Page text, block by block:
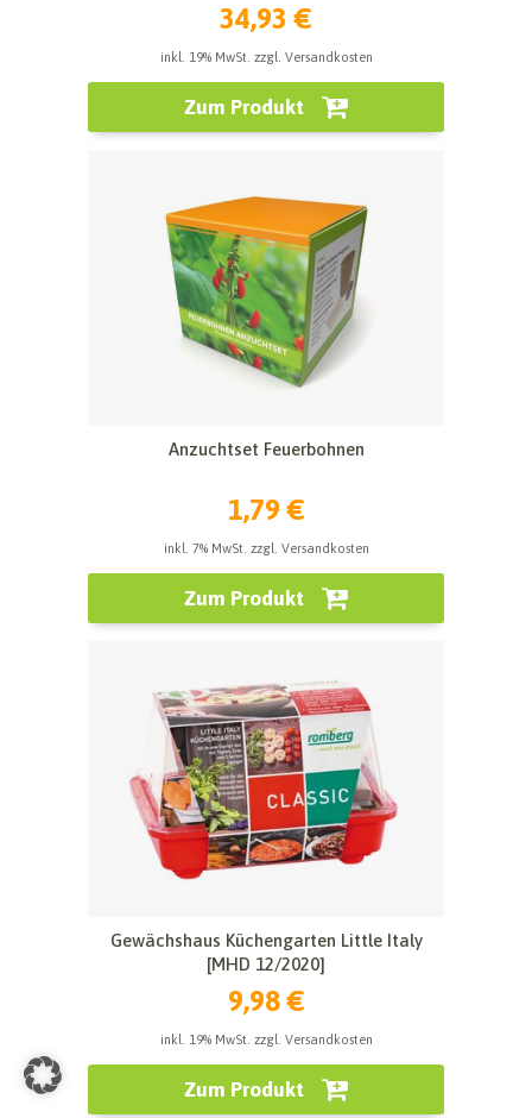
34,93 €
inkl. 19% MwSt. zzgl. Versandkosten
Zum Produkt
Anzuchtset Feuerbohnen
1,79 €
inkl. 7% MwSt. zzgl. Versandkosten
Zum Produkt
Gewächshaus Küchengarten Little Italy
[MHD 12/2020]
9,98 €
inkl. 19% MwSt. zzgl. Versandkosten
Zum Produkt